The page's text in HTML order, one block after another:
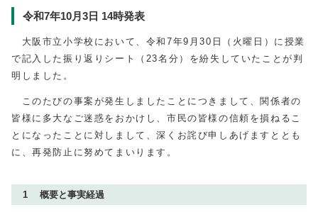
令和7年10月3日 14時発表
大阪市立小学校において、令和7年9月30日（火曜日）に授業
で記入した振り返りシート（23名分）を紛失していたことが判
明しました。
このたびの事案が発生しましたことにつきまして、関係者の
皆様に多大なご迷惑をおかけし、市民の皆様の信頼を損ねるこ
とになったことに対しまして、深くお詫び申しあげますととも
に、再発防止に努めてまいります。
1 概要と事実経過